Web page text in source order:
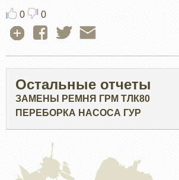
0 0
Остальные отчеты
ЗАМЕНЫ РЕМНЯ ГРМ ТЛК80
ПЕРЕБОРКА НАСОСА ГУР